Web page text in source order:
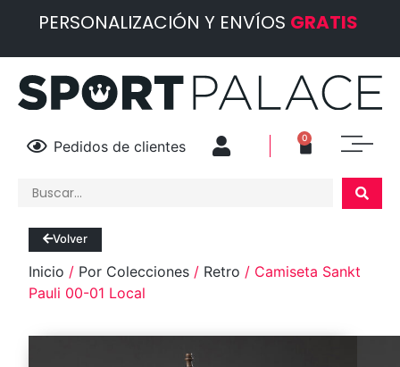
PERSONALIZACIÓN Y ENVÍOS GRATIS
Pedidos de clientes 0
Volver
Inicio / Por Colecciones / Retro / Camiseta Sankt
Pauli 00-01 Local